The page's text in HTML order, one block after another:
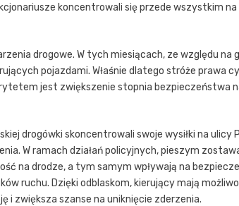
koncentrowali się przede wszystkim
drogowe. W tych miesiącach, ze względu na
pojazdami. Właśnie dlatego stróże prawa
jest zwiększenie stopnia bezpieczeństwa
drogówki skoncentrowali swoje wysiłki na ulicy
W ramach działań policyjnych, pieszym
na drodze, a tym samym wpływają na
ruchu. Dzięki odblaskom, kierujący mają
i zwiększa szanse na uniknięcie zderzenia.